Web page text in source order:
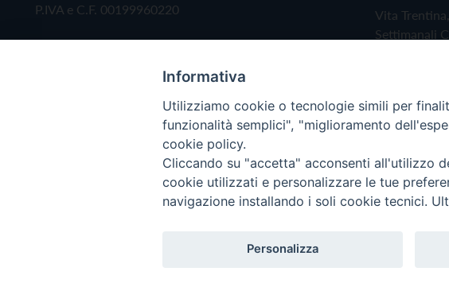
P.IVA e C.F. 00199960220
Vita
Settimanali
Privacy
Copyright © 2019 - Tutti i diritti riservati - Vita Trentina
Informativa
Utilizziamo cookie o tecnologie simili per
funzionalità semplici", "miglioramento
cookie policy.
Cliccando su "accetta" acconsenti all'utilizzo
cookie utilizzati e personalizzare le tue
navigazione installando i soli cookie tecnici.
Personalizza